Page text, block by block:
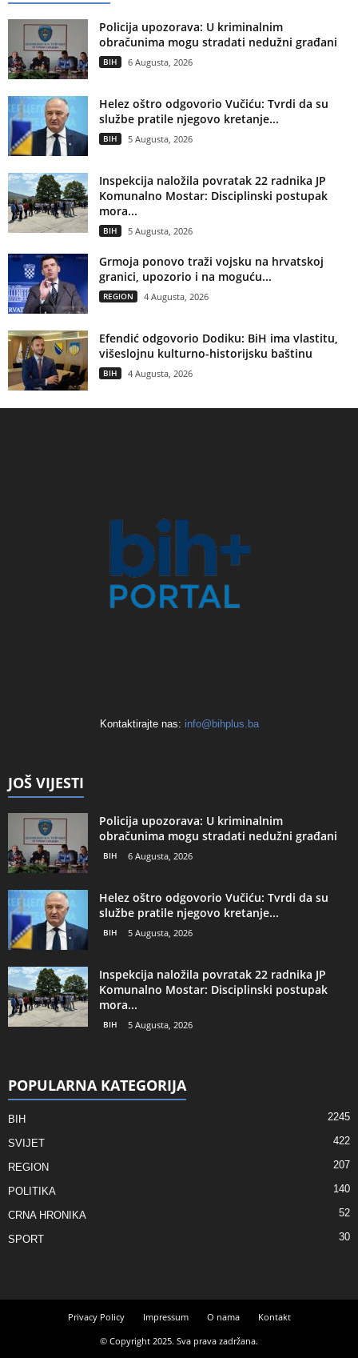
Policija upozorava: U kriminalnim
obračunima mogu stradati nedužni građani
BIH 6 Augusta, 2026
Helez oštro odgovorio Vučiću: Tvrdi da su
službe pratile njegovo kretanje...
BIH 5 Augusta, 2026
Inspekcija naložila povratak 22 radnika JP
Komunalno Mostar: Disciplinski postupak
mora...
BIH 5 Augusta, 2026
Grmoja ponovo traži vojsku na hrvatskoj
granici, upozorio i na moguću...
REGION 4 Augusta, 2026
Efendić odgovorio Dodiku: BiH ima vlastitu,
višeslojnu kulturno-historijsku baštinu
BIH 4 Augusta, 2026
Kontaktirajte nas: info@bihplus.ba
JOŠ VIJESTI
Policija upozorava: U kriminalnim
obračunima mogu stradati nedužni građani
BIH 6 Augusta, 2026
Helez oštro odgovorio Vučiću: Tvrdi da su
službe pratile njegovo kretanje...
BIH 5 Augusta, 2026
Inspekcija naložila povratak 22 radnika JP
Komunalno Mostar: Disciplinski postupak
mora...
BIH 5 Augusta, 2026
POPULARNA KATEGORIJA
BIH 2245
SVIJET 422
REGION 207
POLITIKA 140
CRNA HRONIKA 52
SPORT 30
Privacy Policy Impressum O nama
Kontakt
© Copyright 2025. Sva prava zadržana.